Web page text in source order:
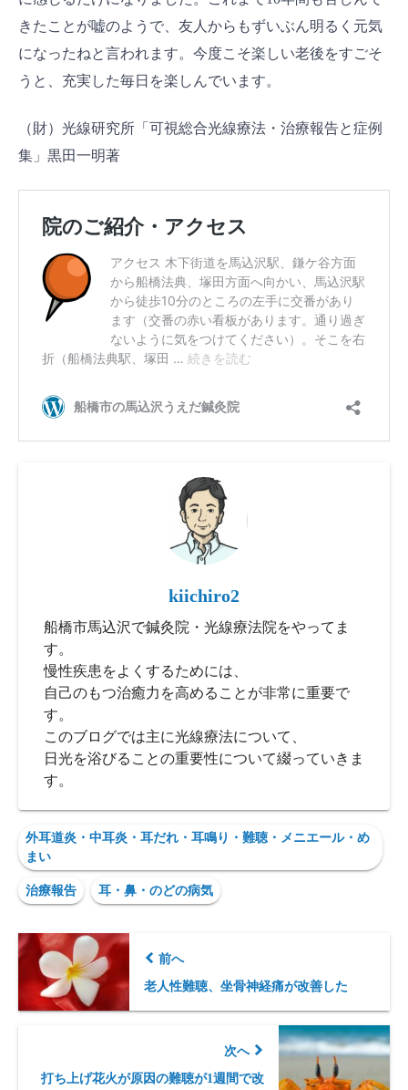
きたことが嘘のようで、友人からもずいぶん明るく元気
になったねと言われます。今度こそ楽しい老後をすごそ
うと、充実した毎日を楽しんでいます。
（財）光線研究所「可視総合光線療法・治療報告と症例
集」黒田一明著
kiichiro2
船橋市馬込沢で鍼灸院・光線療法院をやってま
す。
慢性疾患をよくするためには、
自己のもつ治癒力を高めることが非常に重要で
す。
このブログでは主に光線療法について、
日光を浴びることの重要性について綴っていきま
す。
外耳道炎・中耳炎・耳だれ・耳鳴り・難聴・メニエール・め
まい
治療報告 耳・鼻・のどの病気
前へ
老人性難聴、坐骨神経痛が改善した
次へ
打ち上げ花火が原因の難聴が1週間で改